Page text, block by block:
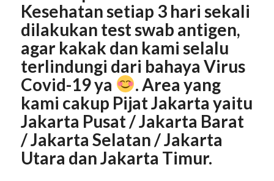
Kesehatan setiap 3 hari sekali
dilakukan test swab antigen,
agar kakak dan kami selalu
terlindungi dari bahaya Virus
Covid-19 ya
. Area yang
kami cakup PijatJakarta yaitu
Jakarta Pusat / Jakarta Barat
/ Jakarta Selatan / Jakarta
Utara dan Jakarta Timur.